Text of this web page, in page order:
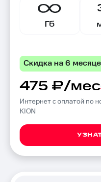
Гб
Скидка на 6
475 ₽/мес
Интернет с оплатой по
KION